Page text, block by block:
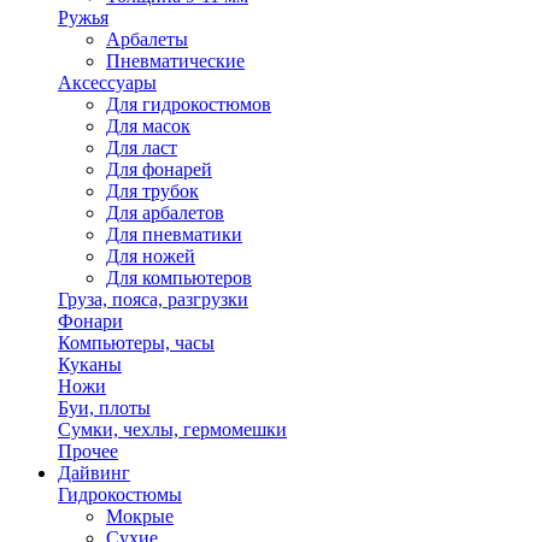
Ружья
Арбалеты
Пневматические
Аксессуары
Для гидрокостюмов
Для масок
Для ласт
Для фонарей
Для трубок
Для арбалетов
Для пневматики
Для ножей
Для компьютеров
Груза, пояса, разгрузки
Фонари
Компьютеры, часы
Куканы
Ножи
Буи, плоты
Сумки, чехлы, гермомешки
Прочее
Дайвинг
Гидрокостюмы
Мокрые
Сухие